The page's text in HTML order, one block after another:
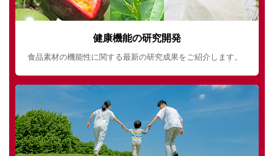
健康機能の研究開発
食品素材の機能性に関する最新の研究成果をご紹介します。